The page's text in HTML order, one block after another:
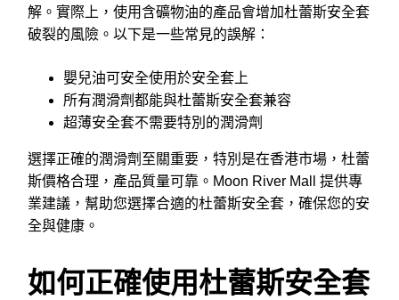
解。實際上，使用含礦物油的產品會增加杜蕾斯安全套
破裂的風險。以下是一些常見的誤解：
嬰兒油可安全使用於安全套上
所有潤滑劑都能與杜蕾斯安全套兼容
超薄安全套不需要特別的潤滑劑
選擇正確的潤滑劑至關重要，特別是在香港市場，杜蕾
斯價格合理，產品質量可靠。Moon River Mall 提供專
業建議，幫助您選擇合適的杜蕾斯安全套，確保您的安
全與健康。
如何正確使用杜蕾斯安全套